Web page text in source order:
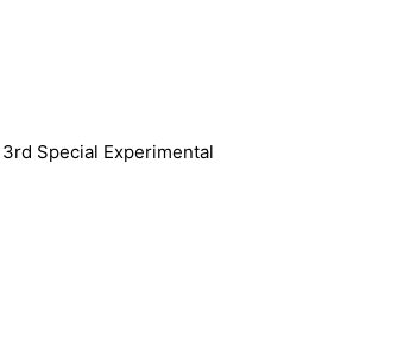
Special Experimental